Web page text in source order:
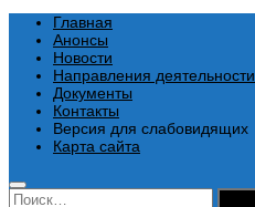
Главная
Анонсы
Новости
Направления деятельности
Документы
Контакты
Версия для слабовидящих
Карта сайта
Найти: